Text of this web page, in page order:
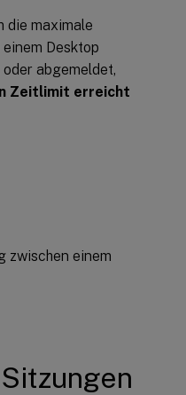
die maximale
Desktop
abgemeldet,
Zeitlimit erreicht
zwischen einem